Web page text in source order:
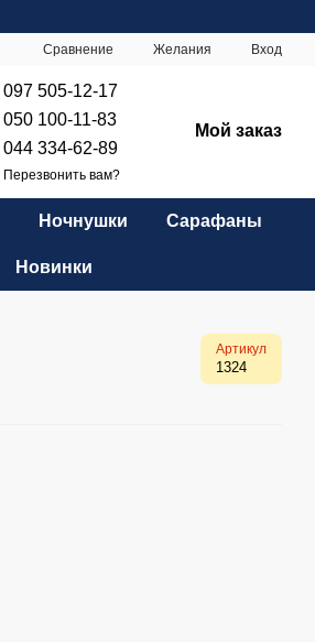
Сравнение Желания Вход
097 505-12-17
050 100-11-83
044 334-62-89
Перезвонить вам?
Мой заказ
Ночнушки Сарафаны
Новинки
Артикул
1324